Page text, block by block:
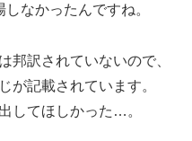
なかったんですね。
邦訳されていないので、
が記載されています。
してほしかった…。